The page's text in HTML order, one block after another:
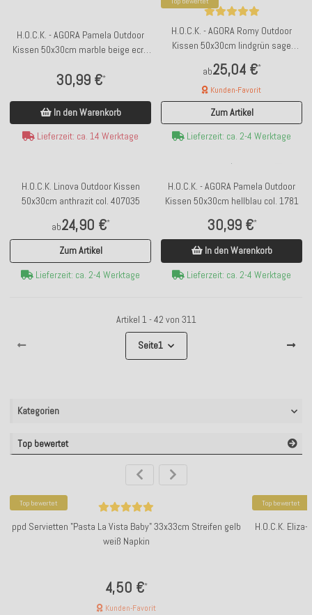
H.O.C.K. - AGORA Pamela Outdoor
Kissen 50x30cm marble beige ecru
30,99 €*
In den Warenkorb
Lieferzeit: ca. 14 Werktage
H.O.C.K. - AGORA Romy Outdoor
Kissen 50x30cm lindgrün sage
ab25,04 €*
Kunden-Favorit
Zum Artikel
Lieferzeit: ca. 2-4 Werktage
H.O.C.K. Linova Outdoor Kissen
50x30cm anthrazit col. 407035
ab24,90 €*
Zum Artikel
Lieferzeit: ca. 2-4 Werktage
H.O.C.K. - AGORA Pamela Outdoor
Kissen 50x30cm hellblau col. 1781
30,99 €*
In den Warenkorb
Lieferzeit: ca. 2-4 Werktage
Artikel 1 - 42 von 311
Seite1
Kategorien
Top bewertet
Top bewertet
ppd Servietten "Pasta La Vista Baby" 33x33cm Streifen gelb
weiß Napkin
4,50 €*
Kunden-Favorit
Top bewertet
H.O.C.K.